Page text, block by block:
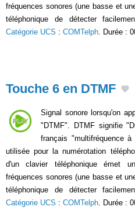
fréquences sonores (une basse et
téléphonique de détecter
Catégorie UCS : COMTelph. Durée :
Touche 6 en DTMF
Signal sonore lorsqu'on
"DTMF". DTMF signifie
français "multifréquence
utilisée pour la numérotation
d'un clavier téléphonique émet
fréquences sonores (une basse et
téléphonique de détecter
Catégorie UCS : COMTelph . Durée :